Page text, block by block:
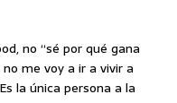
no “sé por qué gana
me voy a ir a vivir a
la única persona a la